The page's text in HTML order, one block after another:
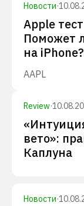
Новости·
Apple
Поможет
на iPhone?
AAPL
Review·
вето»:
Каплуна
Новости·